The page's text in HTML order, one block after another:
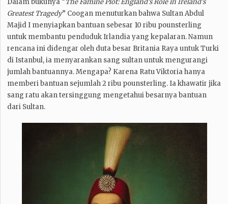
Dalam bukunya “The Famine Plot: England’s Role in Ireland’s
Greatest Tragedy” Coogan menuturkan bahwa Sultan Abdul
Majid I menyiapkan bantuan sebesar 10 ribu pounsterling
untuk membantu penduduk Irlandia yang kepalaran. Namun
rencana ini didengar oleh duta besar Britania Raya untuk Turki
di Istanbul, ia menyarankan sang sultan untuk mengurangi
jumlah bantuannya. Mengapa? Karena Ratu Viktoria hanya
memberi bantuan sejumlah 2 ribu pounsterling. Ia khawatir jika
sang ratu akan tersinggung mengetahui besarnya bantuan
dari Sultan.